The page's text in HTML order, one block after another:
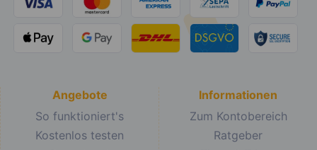
Angebote
So funktioniert's
Kostenlos testen
Informationen
Zum Kontobereich
Ratgeber